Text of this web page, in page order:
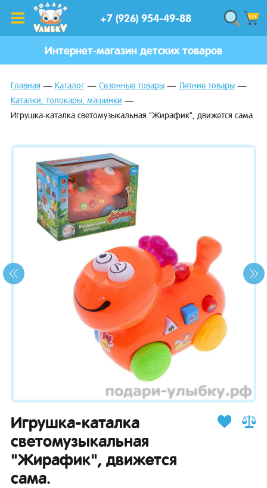
+7 (926) 954-49-88
Интернет-магазин детских товаров
Главная Каталог Сезонные товары
Летние товары
Каталки, толокары, машинки
Игрушка-каталка светомузыкальная "Жирафик", движется сама.
Игрушка-каталка
светомузыкальная
"Жирафик", движется
сама.